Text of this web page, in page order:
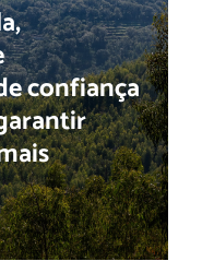
confiança